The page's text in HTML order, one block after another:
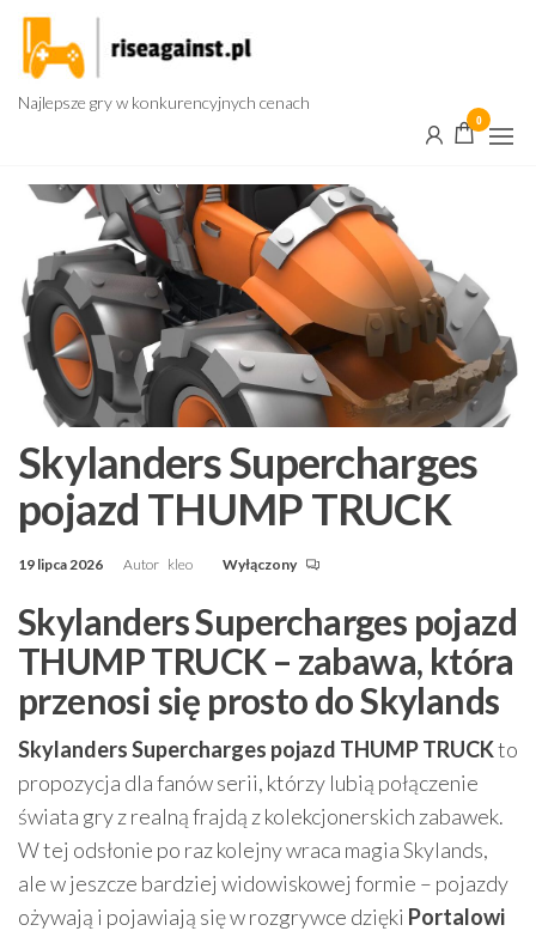
Przejdź
treści
Najlepsze gry w konkurencyjnych cenach
0
Skylanders Supercharges
pojazd THUMP TRUCK
19 lipca 2026 Autor kleo Wyłączony
Skylanders Supercharges pojazd
THUMP TRUCK – zabawa, która
przenosi się prosto do Skylands
Skylanders Supercharges pojazd THUMP TRUCKto
propozycja dla fanów serii, którzy lubią połączenie
świata gry z realną frajdą z kolekcjonerskich zabawek.
W tej odsłonie po raz kolejny wraca magia Skylands,
ale w jeszcze bardziej widowiskowej formie – pojazdy
ożywają i pojawiają się w rozgrywce dzięki Portalowi